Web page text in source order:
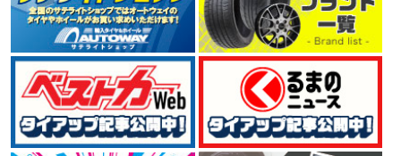
世界でもトップクラスのタイヤメーカーBRIDGESTONE
（ブリヂストン）。 「世界最高の品質で社会に貢献」を
不変の使命として掲げ、 1930年の第一号タイヤ誕生か
ら2005年には数あるタイヤメーカーの中から、世界トッ
プシェアとなりました。 今もなお業界最大手として技術
革新に余念がありません。
総合評価：125件 4.54
GOODYEAR 特設ページは